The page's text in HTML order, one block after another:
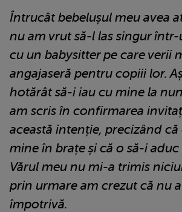
Întrucât bebelușul meu avea
nu am vrut să-l las singur
cu un babysitter pe care verii
angajaseră pentru copiii lor.
hotărât să-i iau cu mine la
am scris în confirmarea
această intenție, precizând că
mine în brațe și că o să-i aduc
Vărul meu nu mi-a trimis
prin urmare am crezut că nu
împotrivă.